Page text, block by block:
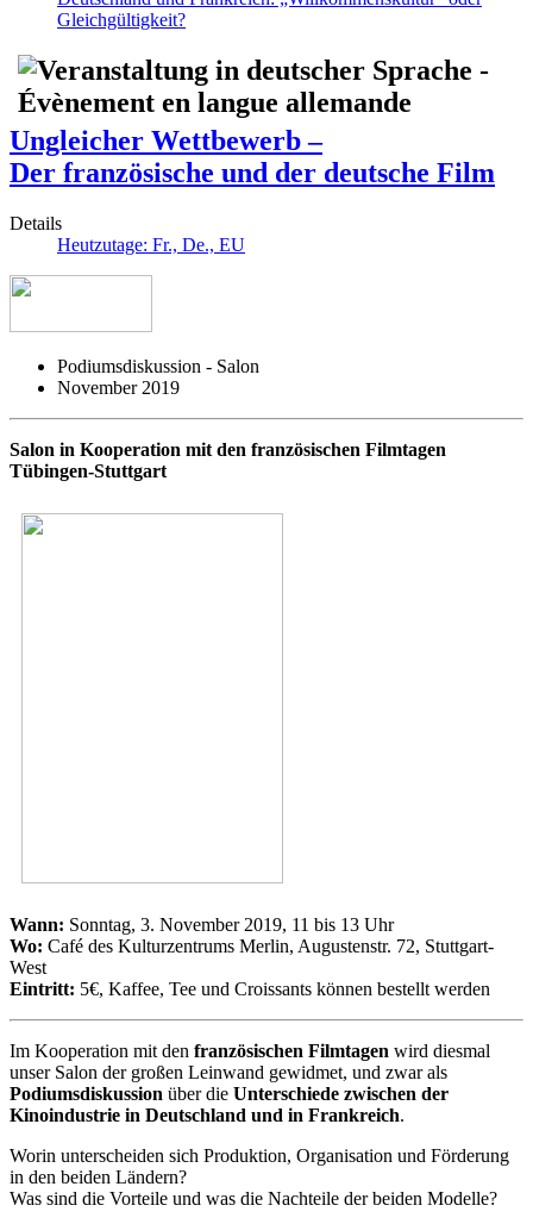
Gleichgültigkeit?
Ungleicher Wettbewerb –
Der französische und der deutsche Film
Details
Heutzutage: Fr., De., EU
Podiumsdiskussion - Salon
November 2019
Salon in Kooperation mit den französischen Filmtagen
Tübingen-Stuttgart
Wann: Sonntag, 3. November 2019, 11 bis 13 Uhr
Wo: Café des Kulturzentrums Merlin, Augustenstr. 72, Stuttgart-
West
Eintritt: 5€, Kaffee, Tee und Croissants können bestellt werden
Im Kooperation mit den französischen Filmtagen wird diesmal
unser Salon der großen Leinwand gewidmet, und zwar als
Podiumsdiskussion über die Unterschiede zwischen der
Kinoindustrie in Deutschland und in Frankreich.
Worin unterscheiden sich Produktion, Organisation und Förderung
in den beiden Ländern?
Was sind die Vorteile und was die Nachteile der beiden Modelle?